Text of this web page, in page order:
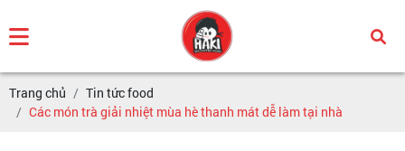
Trang chủ
Tin tức food
Các món trà giải nhiệt mùa hè thanh mát dễ làm tại nhà